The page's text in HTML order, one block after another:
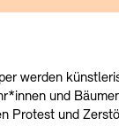
werden
und
Protest und